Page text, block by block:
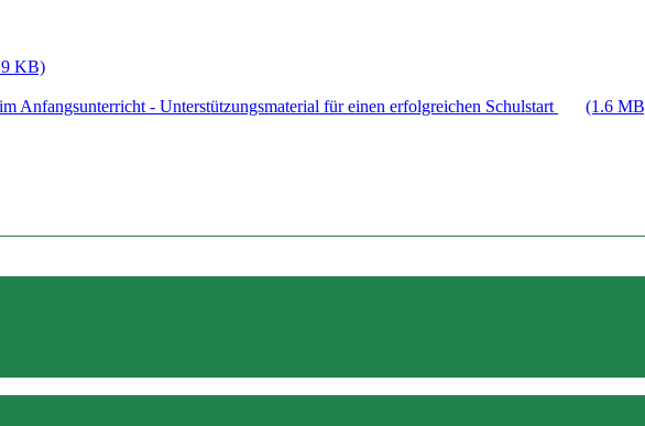
KB)
Anfangsunterricht - Unterstützungsmaterial für einen erfolgreichen Schulstart
(1.6